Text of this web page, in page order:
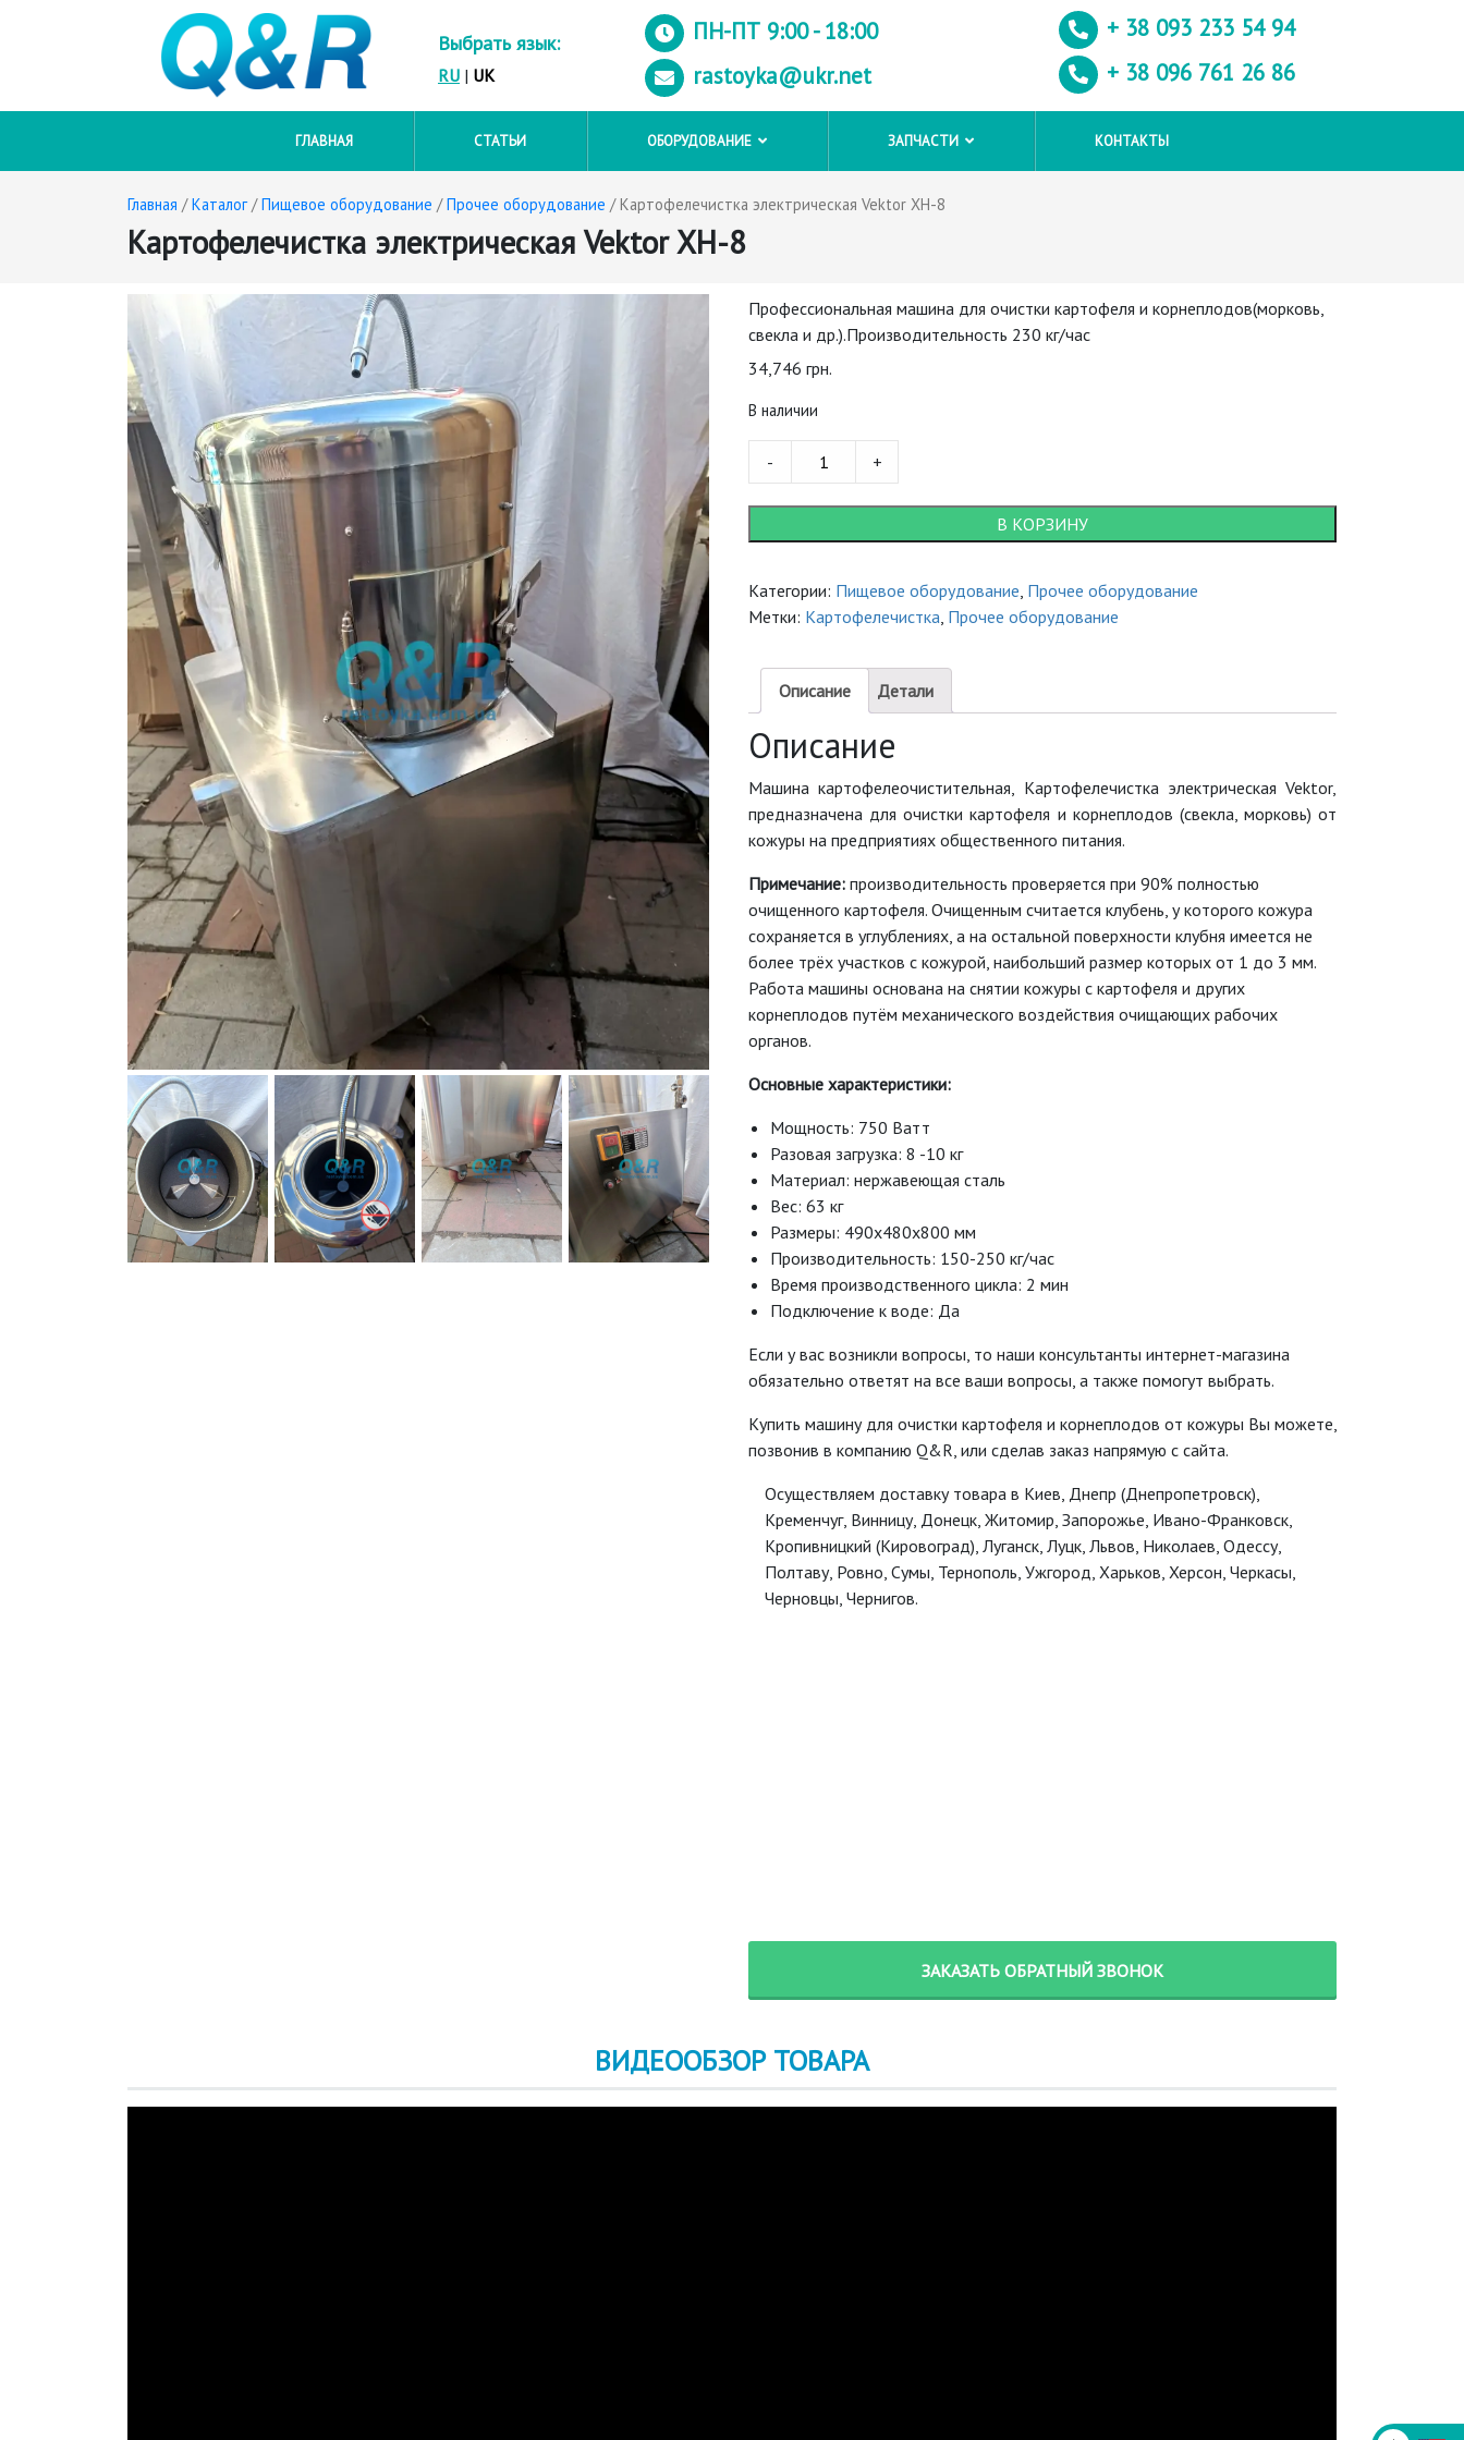
Выбрать язык:
RU | UK
ПН-ПТ 9:00 - 18:00
rastoyka@ukr.net
+ 38 093 233 54 94
+ 38 096 761 26 86
ГЛАВНАЯ СТАТЬИ ОБОРУДОВАНИЕ ЗАПЧАСТИ КОНТАКТЫ
Главная /Каталог/Пищевое оборудование /Прочее оборудование / Картофелечистка электрическая Vektor XH-8
Картофелечистка электрическая Vektor XH-8
Профессиональная машина для очистки картофеля и корнеплодов(морковь,
свекла и др.).Производительность 230 кг/час
34,746 грн.
В наличии
Картофелечистка
электрическая
Vektor
quantity
- +
В КОРЗИНУ
Категории: Пищевое оборудование, Прочее оборудование
Метки: Картофелечистка, Прочее оборудование
Описание Детали
Описание
Машина картофелеочистительная, Картофелечистка электрическая Vektor,
предназначена для очистки картофеля и корнеплодов (свекла, морковь) от
кожуры на предприятиях общественного питания.
Примечание: производительность проверяется при 90% полностью
очищенного картофеля. Очищенным считается клубень, у которого кожура
сохраняется в углублениях, а на остальной поверхности клубня имеется не
более трёх участков с кожурой, наибольший размер которых от 1 до 3 мм.
Работа машины основана на снятии кожуры с картофеля и других
корнеплодов путём механического воздействия очищающих рабочих
органов.
Основные характеристики:
Мощность: 750 Ватт
Разовая загрузка: 8 -10 кг
Материал: нержавеющая сталь
Вес: 63 кг
Размеры: 490x480x800 мм
Производительность: 150-250 кг/час
Время производственного цикла: 2 мин
Подключение к воде: Да
Если у вас возникли вопросы, то наши консультанты интернет-магазина
обязательно ответят на все ваши вопросы, а также помогут выбрать.
Купить машину для очистки картофеля и корнеплодов от кожуры Вы можете,
позвонив в компанию Q&R, или сделав заказ напрямую с сайта.
Осуществляем доставку товара в Киев, Днепр (Днепропетровск),
Кременчуг, Винницу, Донецк‎, Житомир, Запорожье, Ивано-Франковск,
Кропивницкий‎ (Кировоград), Луганск, Луцк, Львов, Николаев, Одессу,
Полтаву, Ровно, Сумы, Тернополь, Ужгород‎, Харьков, Херсон‎, Черкасы,
Черновцы, Чернигов.
ЗАКАЗАТЬ ОБРАТНЫЙ ЗВОНОК
ВИДЕООБЗОР ТОВАРА